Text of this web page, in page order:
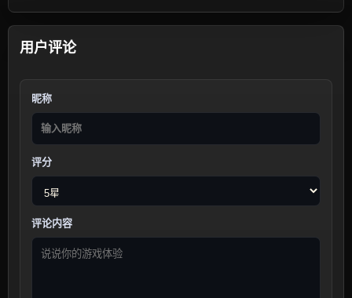
用户评论
昵称
评分
评论内容